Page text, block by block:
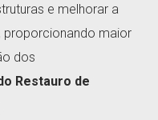
e melhorar a
proporcionando maior
dos
Restauro de